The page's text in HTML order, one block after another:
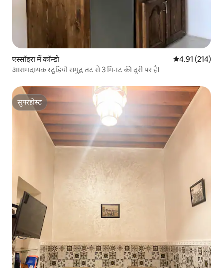
एस्सॉइरा में कॉन्डो औसत रेटिंग 5 में से
4.91 (214)
आरामदायक स्टूडियो समुद्र तट से 3 मिनट की दूरी पर है।
सुपरहोस्ट
सुपरहोस्ट